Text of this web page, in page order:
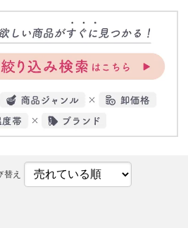
替え